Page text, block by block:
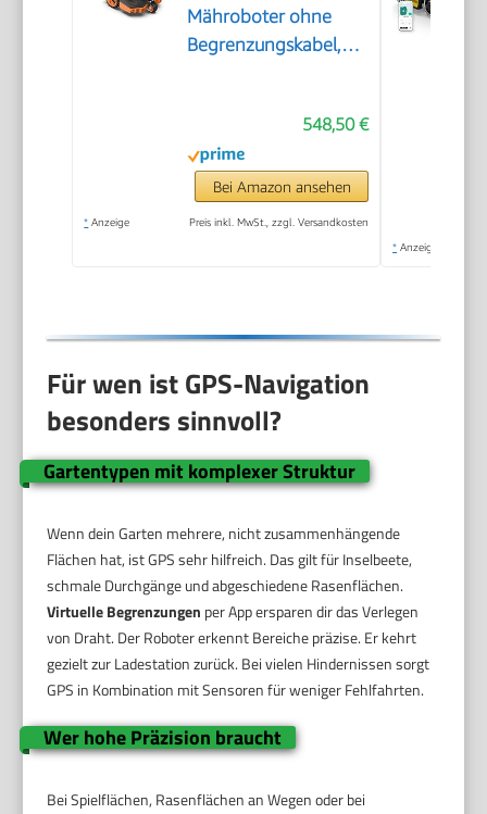
Mähroboter ohne
Begrenzungskabel,
548,50 €
Bei Amazon ansehen
* Anzeige
Preis inkl. MwSt., zzgl. Versandkosten
* Anzeige
Für wen ist GPS-Navigation
besonders sinnvoll?
Gartentypen mit komplexer Struktur
Wenn dein Garten mehrere, nicht zusammenhängende
Flächen hat, ist GPS sehr hilfreich. Das gilt für Inselbeete,
schmale Durchgänge und abgeschiedene Rasenflächen.
Virtuelle Begrenzungen per App ersparen dir das Verlegen
von Draht. Der Roboter erkennt Bereiche präzise. Er kehrt
gezielt zur Ladestation zurück. Bei vielen Hindernissen sorgt
GPS in Kombination mit Sensoren für weniger Fehlfahrten.
Wer hohe Präzision braucht
Bei Spielflächen, Rasenflächen an Wegen oder bei